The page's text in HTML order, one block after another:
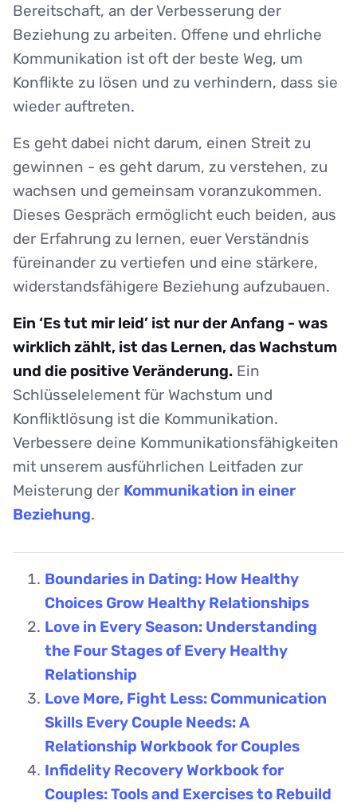
Bereitschaft, an der Verbesserung der
Beziehung zu arbeiten. Offene und ehrliche
Kommunikation ist oft der beste Weg, um
Konflikte zu lösen und zu verhindern, dass sie
wieder auftreten.
Es geht dabei nicht darum, einen Streit zu
gewinnen - es geht darum, zu verstehen, zu
wachsen und gemeinsam voranzukommen.
Dieses Gespräch ermöglicht euch beiden, aus
der Erfahrung zu lernen, euer Verständnis
füreinander zu vertiefen und eine stärkere,
widerstandsfähigere Beziehung aufzubauen.
Ein ‘Es tut mir leid’ ist nur der Anfang - was
wirklich zählt, ist das Lernen, das Wachstum
und die positive Veränderung. Ein
Schlüsselelement für Wachstum und
Konfliktlösung ist die Kommunikation.
Verbessere deine Kommunikationsfähigkeiten
mit unserem ausführlichen Leitfaden zur
Meisterung der Kommunikation in einer
Beziehung.
Boundaries in Dating: How Healthy
Choices Grow Healthy Relationships
Love in Every Season: Understanding
the Four Stages of Every Healthy
Relationship
Love More, Fight Less: Communication
Skills Every Couple Needs: A
Relationship Workbook for Couples
Infidelity Recovery Workbook for
Couples: Tools and Exercises to Rebuild